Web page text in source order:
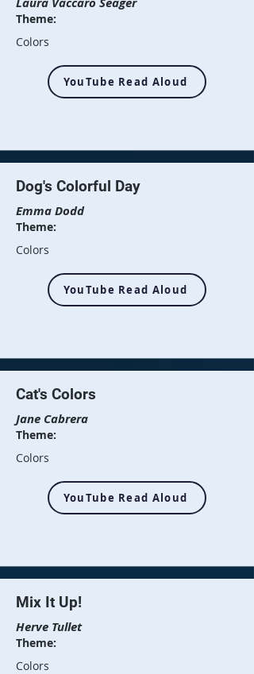
Theme:
Colors
YouTube Read Aloud
Dog's Colorful Day
Emma Dodd
Theme:
Colors
YouTube Read Aloud
Cat's Colors
Jane Cabrera
Theme:
Colors
YouTube Read Aloud
Mix It Up!
Herve Tullet
Theme:
Colors